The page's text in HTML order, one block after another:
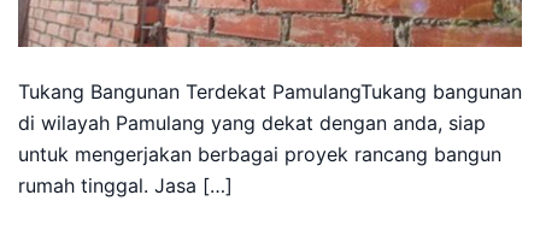
Tukang Bangunan Terdekat PamulangTukang bangunan
di wilayah Pamulang yang dekat dengan anda, siap
untuk mengerjakan berbagai proyek rancang bangun
rumah tinggal. Jasa […]